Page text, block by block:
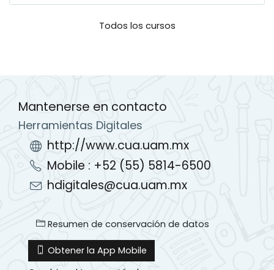
Todos los cursos
Mantenerse en contacto
Herramientas Digitales
http://www.cua.uam.mx
Mobile : +52 (55) 5814-6500
hdigitales@cua.uam.mx
Resumen de conservación de datos
Obtener la App Mobile